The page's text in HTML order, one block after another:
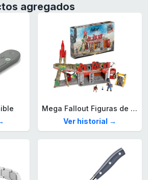
agregados
Mega Fallout Figuras de acción y Juguetes de construcción, Parada de Camiones Red Rocket con 824 Piezas, 2 Personajes articulados y Accesorios, para coleccionistas, HXT00
Ver historial →